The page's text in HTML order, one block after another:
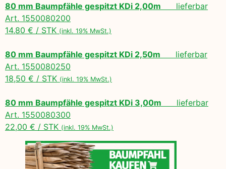
80 mm Baumpfähle gespitzt KDi 2,00m lieferbar
Art. 1550080200
14,80 € / STK (inkl. 19% MwSt.)
80 mm Baumpfähle gespitzt KDi 2,50m lieferbar
Art. 1550080250
18,50 € / STK (inkl. 19% MwSt.)
80 mm Baumpfähle gespitzt KDi 3,00m lieferbar
Art. 1550080300
22,00 € / STK (inkl. 19% MwSt.)